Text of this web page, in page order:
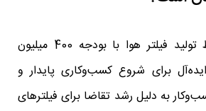
سرمایه‌گذاری در خط تولید فیلتر هوا با بودجه 400 میلیون
برای شروع کسب‌وکاری پایدار و
به دلیل رشد تقاضا برای فیلترهای